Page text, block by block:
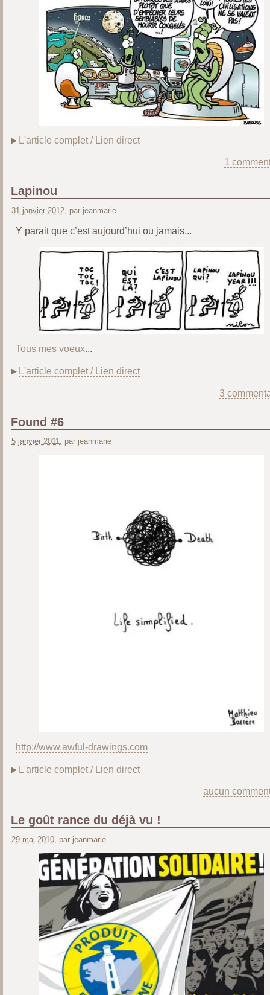
L'article complet / Lien direct
1
Lapinou
31 janvier 2012 , par jeanmarie
Y parait que c’est aujourd’hui ou jamais...
Tous mes voeux...
L'article complet / Lien direct
3
Found #6
5 janvier 2011, par jeanmarie
http://www.awful-drawings.com
L'article complet / Lien direct
aucun
Le goût rance du déjà vu !
29 mai 2010 , par jeanmarie